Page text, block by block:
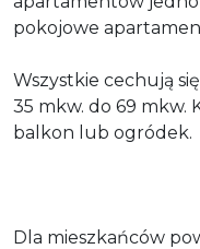
pokojowe
Wszystkie cechują
35 mkw. do 69 mkw.
balkon lub ogródek.
Dla mieszkańców